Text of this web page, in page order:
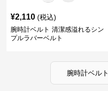
¥2,110 (税込)
腕時計ベルト 清潔感溢れるシン
プルラバーベルト
腕時計ベルト